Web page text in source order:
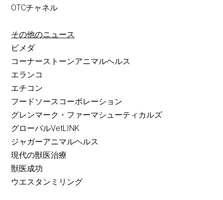
OTCチャネル
その他のニュース
ビメダ
コーナーストーンアニマルヘルス
エランコ
エチコン
フードソースコーポレーション
グレンマーク・ファーマシューティカルズ
グローバルVetLINK
ジャガーアニマルヘルス
現代の獣医治療
獣医成功
ウエスタンミリング